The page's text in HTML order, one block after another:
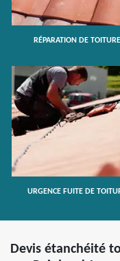
RÉPARATION DE
URGENCE FUITE DE
Devis étanchéité